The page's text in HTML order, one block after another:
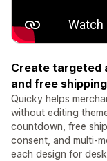
Create targeted
and free
Quicky helps
without editing
countdown, free
consent, and multi-
each design for